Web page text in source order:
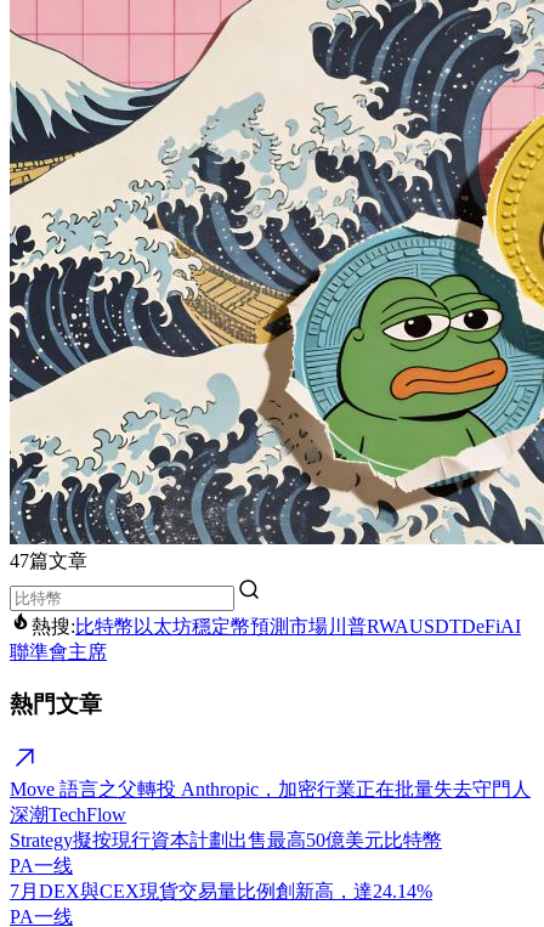
47篇文章
熱搜:比特幣 以太坊穩定幣預測市場川普RWAUSDTDeFiAI
聯準會主席
熱門文章
Move 語言之父轉投 Anthropic，加密行業正在批量失去守門人
深潮TechFlow
Strategy擬按現行資本計劃出售最高50億美元比特幣
PA一线
7月DEX與CEX現貨交易量比例創新高，達24.14%
PA一线